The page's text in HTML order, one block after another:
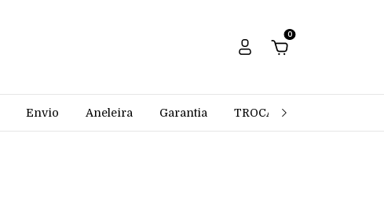
0
Envio Aneleira Garantia TROCAS E DEVOLUÇÕES